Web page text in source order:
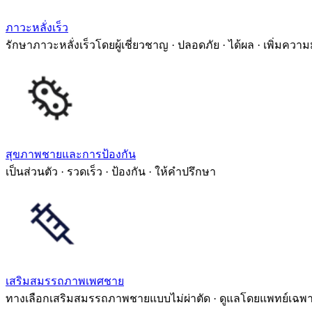
ภาวะหลั่งเร็ว
รักษาภาวะหลั่งเร็วโดยผู้เชี่ยวชาญ · ปลอดภัย · ได้ผล · เพิ่มควา
สุขภาพชายและการป้องกัน
เป็นส่วนตัว · รวดเร็ว · ป้องกัน · ให้คำปรึกษา
เสริมสมรรถภาพเพศชาย
ทางเลือกเสริมสมรรถภาพชายแบบไม่ผ่าตัด · ดูแลโดยแพทย์เฉพ